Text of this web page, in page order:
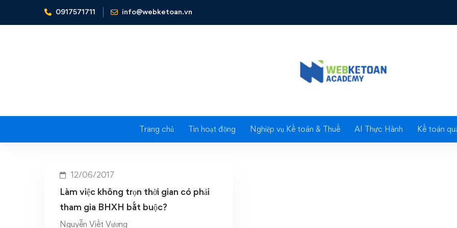
0917571711 info@webketoan.vn
Trang chủ Tin hoạt động Nghiệp vụ Kế toán & Thuế AI Thực Hành Kế toán
Home Làm việc không trọn thời gian có phải tham gia BHXH bắt buộc?
tham gia BHXH bắt
12/06/2017
Làm việc không trọn thời gian có phải
tham gia BHXH bắt buộc?
Nguyễn Viết Vương